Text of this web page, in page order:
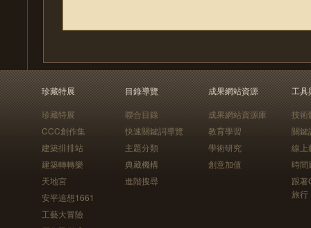
珍藏特展
珍藏特展
CCC創作集
建築排排站
建築轉轉樂
天地宮
安平追想1661
工藝大冒險
目錄導覽
聯合目錄
快速關鍵詞導覽
主題分類
典藏機構
進階搜尋
成果網站資源
成果網站資源庫
教育學習
學術研究
創意加值
工具
技術
關鍵
線上
時間
跟
旅行